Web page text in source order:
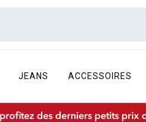
JEANS ACCESSOIRES
des derniers petits prix